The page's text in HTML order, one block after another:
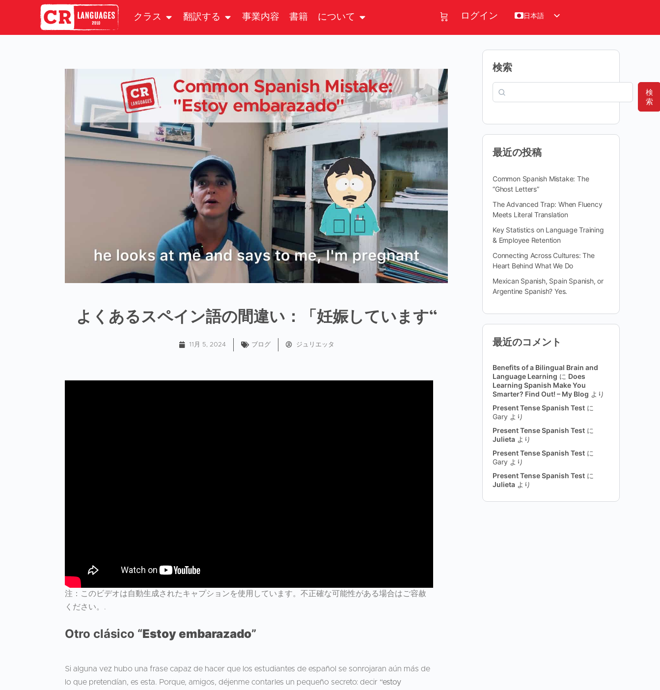
クラス 翻訳する 事業内容 書籍 について ログイン 日本語
よくあるスペイン語の間違い：「妊娠しています“
11月 5, 2024 ブログ ジュリエッタ
注：このビデオは自動生成されたキャプションを使用しています。不正確な可能性がある場合はご容赦
ください。.
Otro clásico “Estoy embarazado”
Si alguna vez hubo una frase capaz de hacer que los estudiantes de español se sonrojaran aún más de
lo que pretendían, es esta. Porque, amigos, déjenme contarles un pequeño secreto: decir “estoy
検索
検
索
最近の投稿
Common Spanish Mistake: The
“Ghost Letters”
The Advanced Trap: When Fluency
Meets Literal Translation
Key Statistics on Language Training
& Employee Retention
Connecting Across Cultures: The
Heart Behind What We Do
Mexican Spanish, Spain Spanish, or
Argentine Spanish? Yes.
最近のコメント
Benefits of a Bilingual Brain and
Language Learning に Does
Learning Spanish Make You
Smarter? Find Out! – My Blog より
Present Tense Spanish Test に
Gary より
Present Tense Spanish Test に
Julieta より
Present Tense Spanish Test に
Gary より
Present Tense Spanish Test に
Julieta より